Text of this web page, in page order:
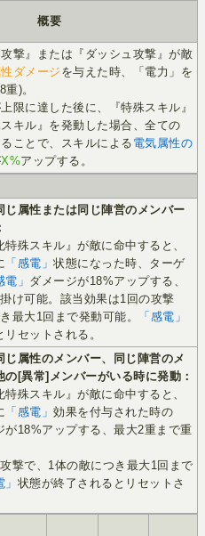
概要
撃』または『ダッシュ攻撃』が敵
ダメージ を与えた時、「電力」を
)。
限に達した後に、『特殊スキル』
キル』を発動した場合、全ての
ことで、スキルによる 電気属性の
X%アップする。
じ属性または同じ陣営のメンバー
殊スキル』が敵に命中すると、
「感電」状態になった時、ターゲ
電」 ダメージが18%アップする、
け可能。該当効果は1回の攻撃
最大1回まで発動可能。
「感電」
セットされる。
じ属性のメンバー、同じ陣営のメ
の[異常]メンバーがいる時に発動：
殊スキル』が敵に命中すると、
「感電」効果を付与された時の
が18%アップする、最大2重まで重
撃で、1体の敵につき最大1回まで
」 状態が終了されるとリセットさ